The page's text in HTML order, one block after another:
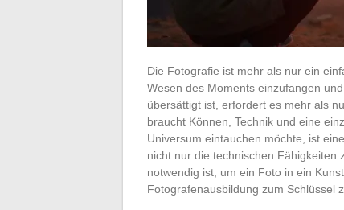
Die Fotografie ist mehr als nur ein
Wesen des Moments einzufangen
übersättigt ist, erfordert es mehr als
braucht Können, Technik und eine
Universum eintauchen möchte, ist
nicht nur die technischen Fähigkeiten
notwendig ist, um ein Foto in ein
Fotografenausbildung zum Schlüssel